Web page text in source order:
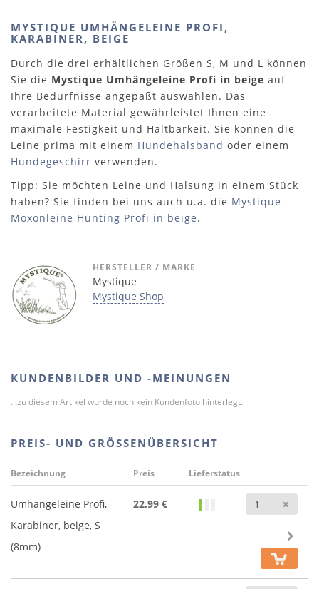
MYSTIQUE UMHÄNGELEINE PROFI,
KARABINER, BEIGE
Durch die drei erhältlichen Größen S, M und L können
Sie die Mystique Umhängeleine Profi in beige auf
Ihre Bedürfnisse angepaßt auswählen. Das
verarbeitete Material gewährleistet Ihnen eine
maximale Festigkeit und Haltbarkeit. Sie können die
Leine prima mit einem Hundehalsband oder einem
Hundegeschirr verwenden.
Tipp: Sie möchten Leine und Halsung in einem Stück
haben? Sie finden bei uns auch u.a. die Mystique
Moxonleine Hunting Profi in beige.
HERSTELLER / MARKE
Mystique
Mystique Shop
KUNDENBILDER UND -MEINUNGEN
...zu diesem Artikel wurde noch kein Kundenfoto hinterlegt.
PREIS- UND GRÖSSENÜBERSICHT
Bezeichnung Preis Lieferstatus
Umhängeleine Profi,
Karabiner, beige, S
(8mm)
22,99 €